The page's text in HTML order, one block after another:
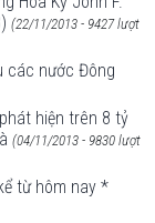
(22/11/2013 - 9427 lượt
các nước Đông
hiện trên 8 tỷ
(04/11/2013 - 9830 lượt
từ hôm nay *